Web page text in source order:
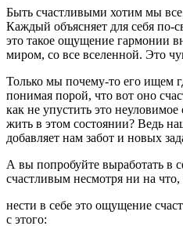
Быть счастливыми хотим мы
Каждый объясняет для себя по-
это такое ощущение гармонии
миром, со все вселенной. Это
Только мы почему-то его ищем
понимая порой, что вот оно
как не упустить это
жить в этом состоянии? Ведь
добавляет нам забот и новых
А вы попробуйте выработать в
счастливым несмотря ни на
нести в себе это ощущение
с этого: